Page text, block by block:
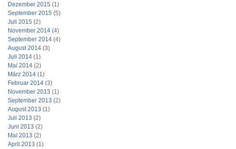
Dezember 2015 (1)
September 2015 (5)
Juli 2015 (2)
November 2014(4)
September 2014(4)
August 2014(3)
Juli 2014(1)
Mai 2014(2)
März 2014(1)
Februar 2014(3)
November 2013 (1)
September 2013 (2)
August 2013 (1)
Juli 2013 (2)
Juni 2013 (2)
Mai 2013 (2)
April 2013 (1)